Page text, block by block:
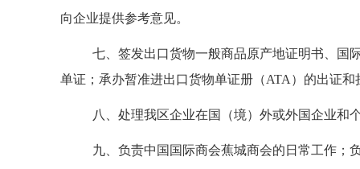
向企业提供参考意见。
七、签发出口货物一般商品原产地证明书、国
单证；承办暂准进出口货物单证册（ATA）的出证
八、处理我区企业在国（境）外或外国企业和
九、负责中国国际商会蕉城商会的日常工作；